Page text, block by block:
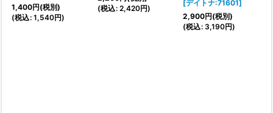
1,400円(税別)
(税込: 1,540円)
(税込: 2,420円)
[デイトナ:71601]
2,900円(税別)
(税込: 3,190円)